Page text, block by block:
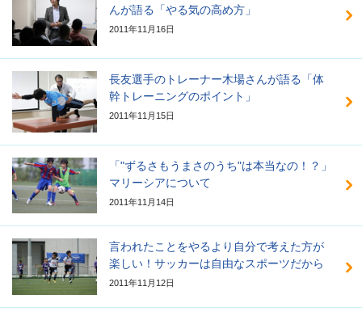
んが語る「やる気の高め方」
2011年11月16日
長友選手のトレーナー木場さんが語る「体
幹トレーニングのポイント」
2011年11月15日
「"ずるさもうまさのうち"は本当なの！？」
マリーシアについて
2011年11月14日
言われたことをやるより自分で考えた方が
楽しい！サッカーは自由なスポーツだから
2011年11月12日